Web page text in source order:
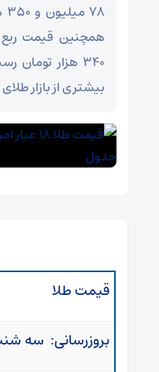
۳۴۰ هزار
بیشتری از بازار
قیمت طلا
بروزرسانی: سه شنبه ۲۱